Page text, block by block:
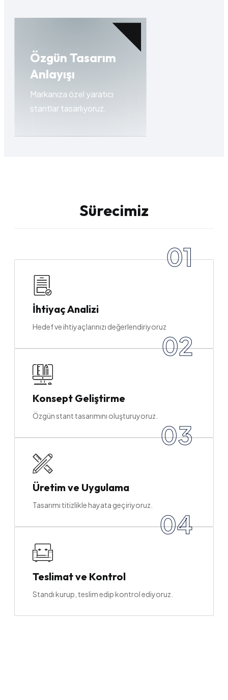
Özgün Tasarım
Anlayışı
Markanıza özel yaratıcı
stantlar tasarlıyoruz.
Sürecimiz
01
İhtiyaç Analizi
Hedef ve ihtiyaçlarınızı değerlendiriyoruz
02
Konsept Geliştirme
Özgün stant tasarımını oluşturuyoruz.
03
Üretim ve Uygulama
Tasarımı titizlikle hayata geçiriyoruz.
04
Teslimat ve Kontrol
Standı kurup, teslim edip kontrol ediyoruz.